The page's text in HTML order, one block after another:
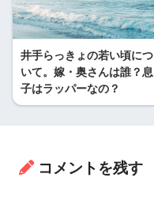
井手らっきょの若い頃につ
いて。嫁・奥さんは誰？息
子はラッパーなの？
コメントを残す